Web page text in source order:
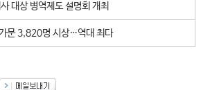
대상 병역제도 설명회 개최
문 3,820명 시상…역대 최다